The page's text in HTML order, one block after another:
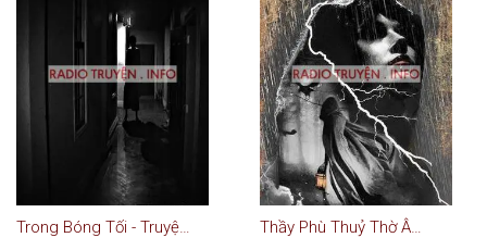
Trong Bóng Tối - Truyện Ma Thầy Phù Thuỷ Thờ Âm Binh